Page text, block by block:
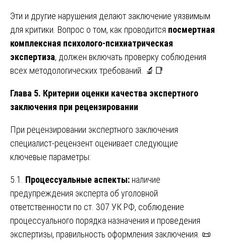
Эти и другие нарушения делают заключение уязвимым
для критики. Вопрос о том, как проводится посмертная
комплексная психолого-психиатрическая
экспертиза, должен включать проверку соблюдения
всех методологических требований. 🔬📑
Глава 5. Критерии оценки качества экспертного
заключения при рецензировании
При рецензировании экспертного заключения
специалист-рецензент оценивает следующие
ключевые параметры:
5.1. Процессуальные аспекты: наличие
предупреждения эксперта об уголовной
ответственности по ст. 307 УК РФ, соблюдение
процессуального порядка назначения и проведения
экспертизы, правильность оформления заключения. 📜